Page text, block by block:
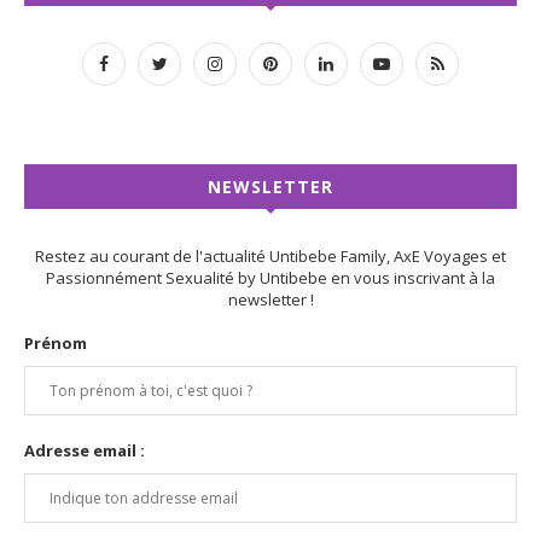
NEWSLETTER
Restez au courant de l'actualité Untibebe Family, AxE Voyages et
Passionnément Sexualité by Untibebe en vous inscrivant à la
newsletter !
Prénom
Adresse email :